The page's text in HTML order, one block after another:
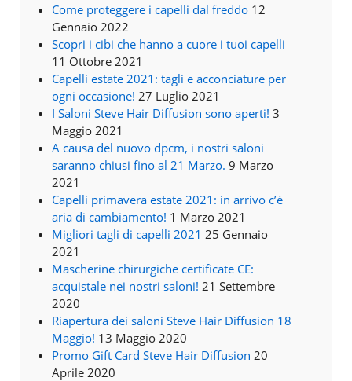
Come proteggere i capelli dal freddo 12
Gennaio 2022
Scopri i cibi che hanno a cuore i tuoi capelli
11 Ottobre 2021
Capelli estate 2021: tagli e acconciature per
ogni occasione! 27 Luglio 2021
I Saloni Steve Hair Diffusion sono aperti! 3
Maggio 2021
A causa del nuovo dpcm, i nostri saloni
saranno chiusi fino al 21 Marzo. 9 Marzo
2021
Capelli primavera estate 2021: in arrivo c’è
aria di cambiamento! 1 Marzo 2021
Migliori tagli di capelli 2021 25 Gennaio
2021
Mascherine chirurgiche certificate CE:
acquistale nei nostri saloni! 21 Settembre
2020
Riapertura dei saloni Steve Hair Diffusion 18
Maggio! 13 Maggio 2020
Promo Gift Card Steve Hair Diffusion 20
Aprile 2020